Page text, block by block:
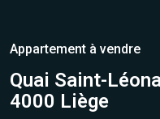
Appartement à vendre
Quai Saint-
4000 Liège